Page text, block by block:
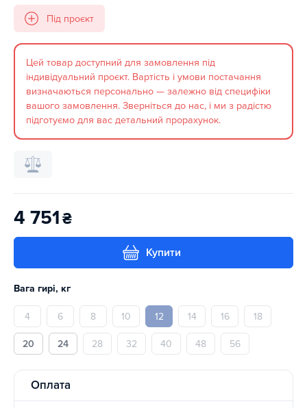
Під проєкт
Цей товар доступний для замовлення під
індивідуальний проєкт. Вартість і умови постачання
визначаються персонально — залежно від специфіки
вашого замовлення. Зверніться до нас, і ми з радістю
підготуємо для вас детальний прорахунок.
4 751₴
Купити
Вага гирі, кг
4 6 8 10 12 14 16 18
20 24 28 32 40 48 56
Оплата